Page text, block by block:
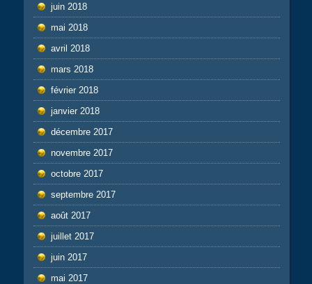
juin 2018
mai 2018
avril 2018
mars 2018
février 2018
janvier 2018
décembre 2017
novembre 2017
octobre 2017
septembre 2017
août 2017
juillet 2017
juin 2017
mai 2017